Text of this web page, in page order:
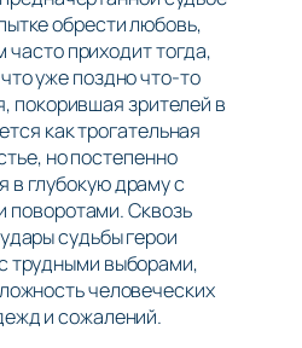
обрести любовь,
часто приходит тогда,
уже поздно что-то
покорившая зрителей в
как трогательная
но постепенно
в глубокую драму с
поворотами. Сквозь
судьбы герои
трудными выборами,
человеческих
и сожалений.